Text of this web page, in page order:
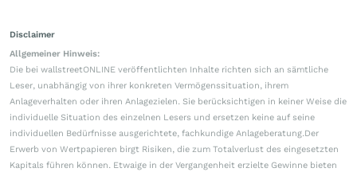
Disclaimer
Allgemeiner Hinweis:
Die bei wallstreetONLINE veröffentlichten Inhalte richten sich an sämtliche
Leser, unabhängig von ihrer konkreten Vermögenssituation, ihrem
Anlageverhalten oder ihren Anlagezielen. Sie berücksichtigen in keiner Weise die
individuelle Situation des einzelnen Lesers und ersetzen keine auf seine
individuellen Bedürfnisse ausgerichtete, fachkundige Anlageberatung.Der
Erwerb von Wertpapieren birgt Risiken, die zum Totalverlust des eingesetzten
Kapitals führen können. Etwaige in der Vergangenheit erzielte Gewinne bieten